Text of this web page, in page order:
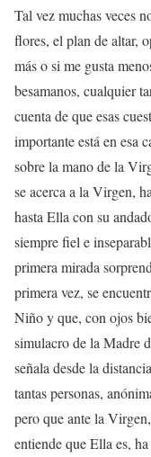
Tal vez muchas veces
flores, el plan de altar,
más o si me gusta
besamanos, cualquier
cuenta de que esas
importante está en esa
sobre la mano de la
se acerca a la Virgen,
hasta Ella con su
siempre fiel e
primera mirada
primera vez, se
Niño y que, con ojos
simulacro de la Madre
señala desde la
tantas personas,
pero que ante la
entiende que Ella es,